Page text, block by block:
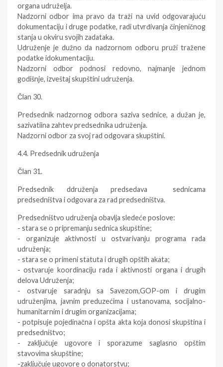
organa udruželja.
Nadzorni odbor ima pravo da traži na uvid odgovarajuću
dokumentaciju i druge podatke, radi utvrđivanja činjeničnog
stanja u okviru svojih zadataka.
Udruženje je dužno da nadzornom odboru pruži tražene
podatke idokumentaciju.
Nadzorni odbor podnosi redovno, najmanje jednom
godišnje, izveštaj skupštini udruženja.
Član 30.
Predsednik nadzornog odbora saziva sednice, a dužan je,
sazivatiina zahtev predsednika udruženja.
Nadzorni odbor za svoj rad odgovara skupštini.
4.4. Predsednik udruženja
Član 31.
Predsednik ddruženja predsedava sednicama
predsedništva i odgovara za rad predsedništva.
Predsedništvo udruženja obavlja sledeće poslove:
- stara se o pripremanju sednica skupštine;
- organizuje aktivnosti u ostvarivanju programa rada
udruženja;
- stara se o primeni statuta i drugih opštih akata;
- ostvaruje koordinaciju rada i aktivnosti organa i drugih
delova Udruženja;
- ostvaruje saradnju sa Savezom,GOP-om i drugim
udruženjima, javnim preduzećima i ustanovama, socijalno-
humanitarnim i drugim organizacijama;
- potpisuje pojedinačna i opšta akta koja donosi skupština i
predsedništvo;
- zaključuje ugovore i sporazume saglasno opštim
stavovima skupštine;
-zaključuje ugovore o donatorstvu;